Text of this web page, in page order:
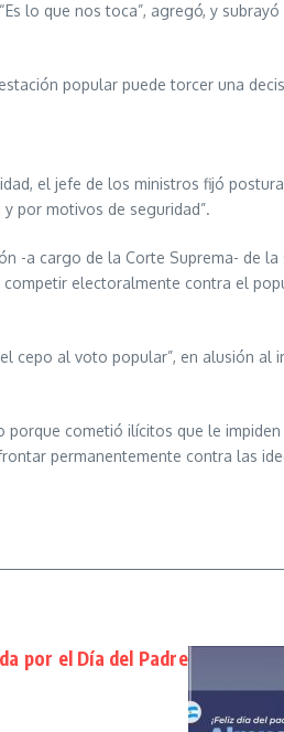
lo que nos toca”, agregó, y
popular puede torcer una
el jefe de los ministros fijó
por motivos de seguridad”.
-a cargo de la Corte Suprema- de
electoralmente contra el
cepo al voto popular”, en alusión al
cometió ilícitos que le
permanentemente contra las
por el Día del Padre